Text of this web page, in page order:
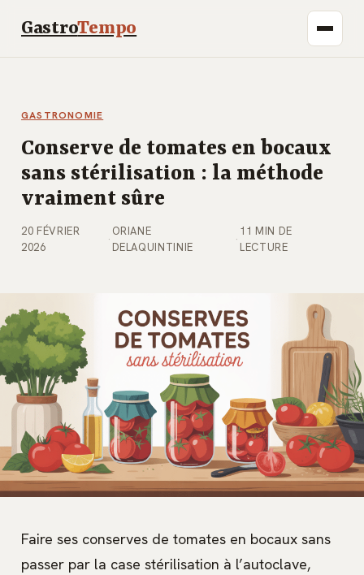
GastroTempo
GASTRONOMIE
Conserve de tomates en bocaux
sans stérilisation : la méthode
vraiment sûre
20 FÉVRIER
2026
·
ORIANE
DELAQUINTINIE
·
11 MIN DE
LECTURE
Faire ses conserves de tomates en bocaux sans
passer par la case stérilisation à l’autoclave,